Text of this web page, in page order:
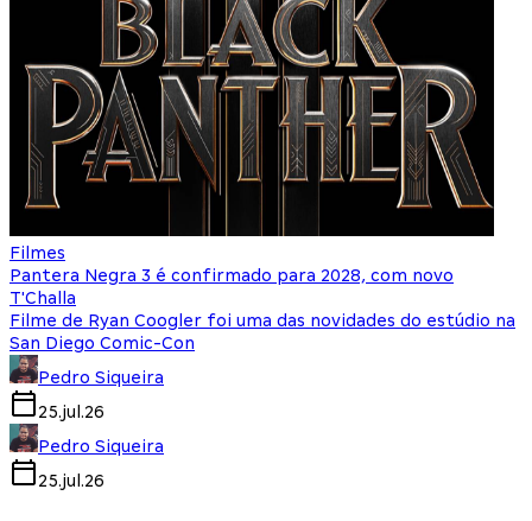
Filmes
Pantera Negra 3 é confirmado para 2028, com novo
T'Challa
Filme de Ryan Coogler foi uma das novidades do estúdio na
San Diego Comic-Con
Pedro Siqueira
25.jul.26
Pedro Siqueira
25.jul.26